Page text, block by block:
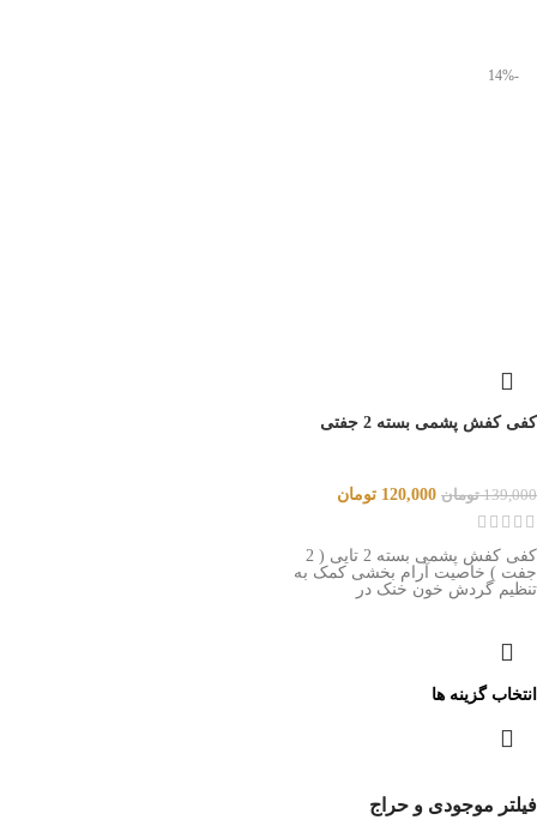
فیلتر موجودی و حراج
-14%
کفی کفش پشمی بسته 2 جفتی
139,000 تومان 120,000 تومان
کفی کفش پشمی بسته 2 تایی ( 2
جفت ) خاصیت آرام بخشی کمک به
تنظیم گردش خون خنک در
انتخاب گزینه ها